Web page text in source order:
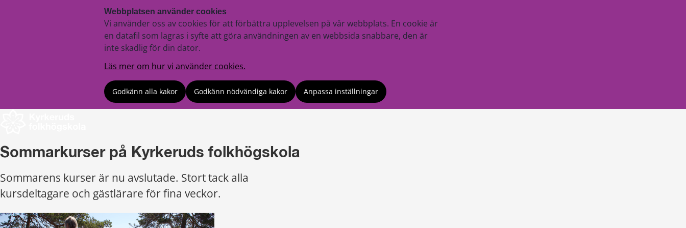
Webbplatsen använder cookies
Vi använder oss av cookies för att förbättra upplevelsen på vår webbplats. En cookie är
en datafil som lagras i syfte att göra användningen av en webbsida snabbare, den är
inte skadlig för din dator.
Läs mer om hur vi använder cookies.
Godkänn alla kakor Godkänn nödvändiga kakor Anpassa inställningar
Sommarkurser på Kyrkeruds folkhögskola
Sommarens kurser är nu avslutade. Stort tack alla
kursdeltagare och gästlärare för fina veckor.